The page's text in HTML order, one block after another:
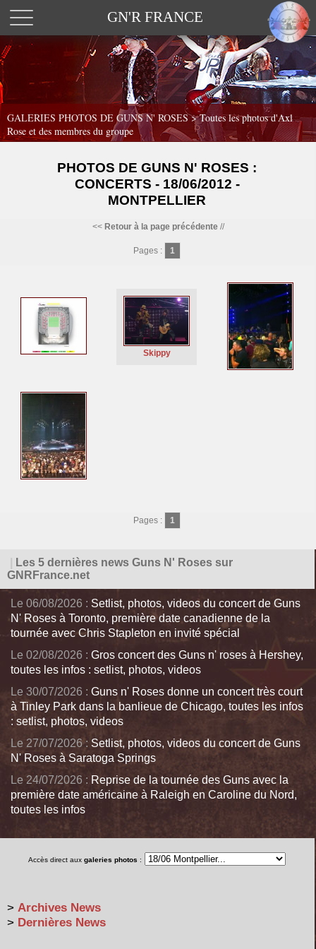
GN'R FRANCE
GALERIES PHOTOS DE GUNS N' ROSES >Toutes les photos d'Axl
Rose et des membres du groupe
PHOTOS DE GUNS N' ROSES :
CONCERTS - 18/06/2012 -
MONTPELLIER
<< Retour à la page précédente//
Pages : 1
Skippy
Pages : 1
Les 5 dernières news Guns N' Roses sur
GNRFrance.net
Le 06/08/2026 : Setlist, photos, videos du concert de Guns
N' Roses à Toronto, première date canadienne de la
tournée avec Chris Stapleton en invité spécial
Le 02/08/2026 : Gros concert des Guns n' roses à Hershey,
toutes les infos : setlist, photos, videos
Le 30/07/2026 : Guns n' Roses donne un concert très court
à Tinley Park dans la banlieue de Chicago, toutes les infos
: setlist, photos, videos
Le 27/07/2026 : Setlist, photos, videos du concert de Guns
N' Roses à Saratoga Springs
Le 24/07/2026 : Reprise de la tournée des Guns avec la
première date américaine à Raleigh en Caroline du Nord,
toutes les infos
Accès direct auxgaleries photos :
> Archives News
> Dernières News